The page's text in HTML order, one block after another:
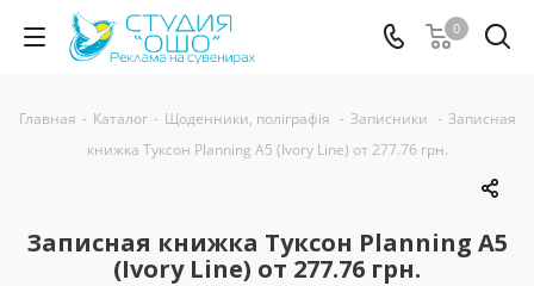
0
Главная - Каталог - Щоденники, поліграфія - Записники - Записная
книжка Туксон Planning А5 (Ivory Line) от 277.76 грн.
Записная книжка Туксон Planning А5
(Ivory Line) от 277.76 грн.